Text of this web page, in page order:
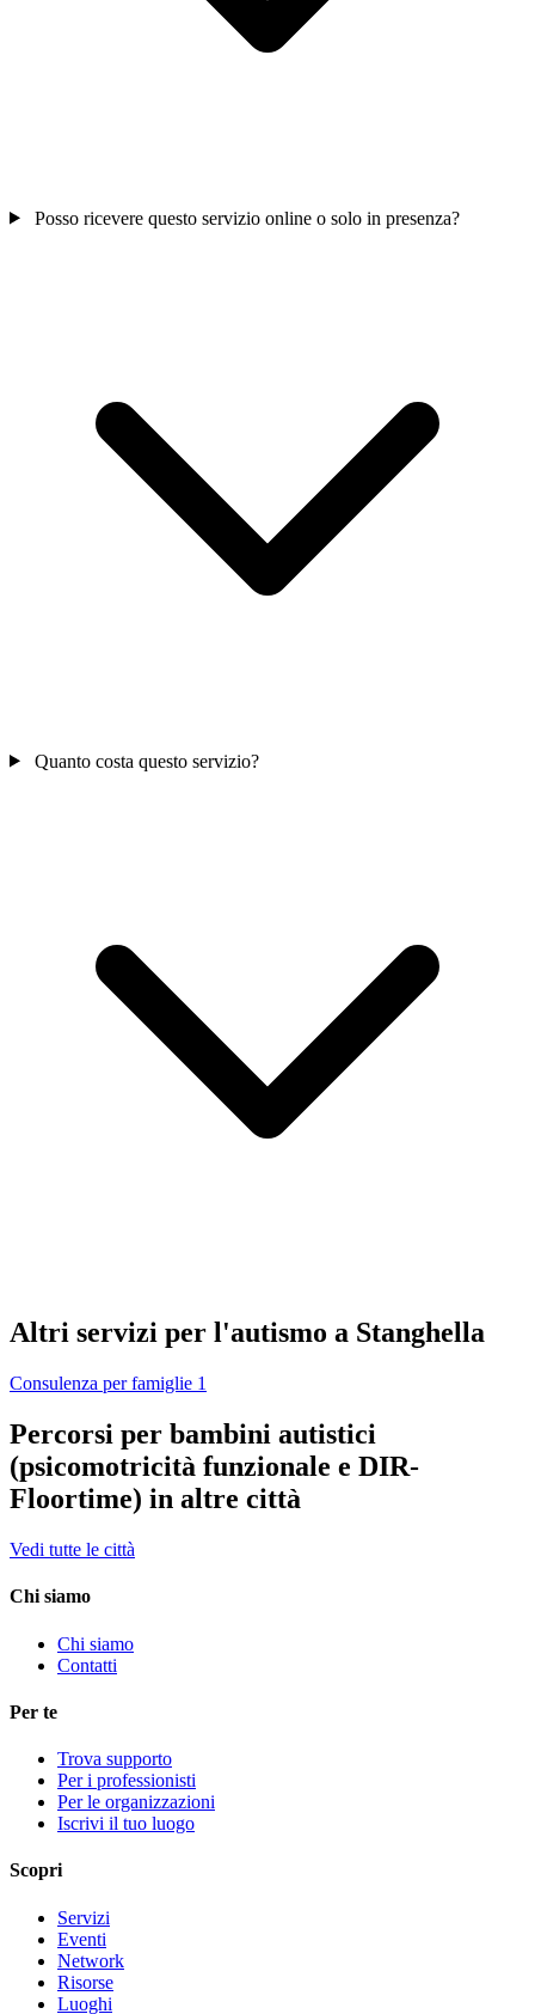
Posso ricevere questo servizio online o solo in presenza?
Quanto costa questo servizio?
Altri servizi per l'autismo a Stanghella
Consulenza per famiglie 1
Percorsi per bambini autistici
(psicomotricità funzionale e DIR-
Floortime) in altre città
Vedi tutte le città
Chi siamo
Chi siamo
Contatti
Per te
Trova supporto
Per i professionisti
Per le organizzazioni
Iscrivi il tuo luogo
Scopri
Servizi
Eventi
Network
Risorse
Luoghi